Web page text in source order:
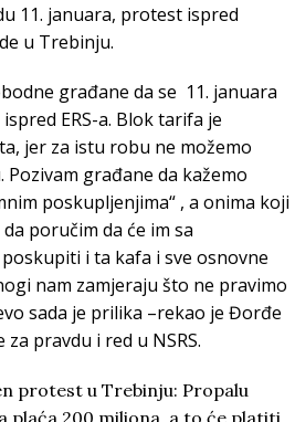
11. januara, protest ispred
u Trebinju.
građane da se 11. januara
ERS-a. Blok tarifa je
jer za istu robu ne možemo
građane da kažemo
poskupljenjima“ , a onima koji
poručim da će im sa
i ta kafa i sve osnovne
nam zamjeraju što ne pravimo
sada je prilika –rekao je Đorđe
pravdu i red u NSRS.